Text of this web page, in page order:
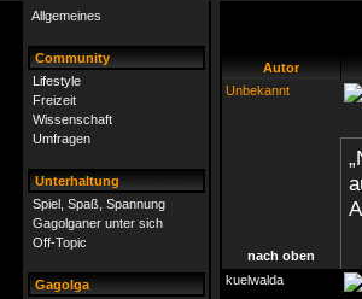
Allgemeines
Community
Lifestyle
Freizeit
Wissenschaft
Umfragen
Unterhaltung
Spiel, Spaß, Spannung
Gagolganer unter sich
Off-Topic
Gagolga
Autor
Unbekannt
nach oben
kuelwalda